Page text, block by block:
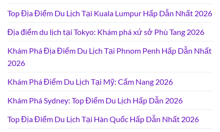
Top Địa Điểm Du Lịch Tại Kuala Lumpur Hấp Dẫn Nhất 2026
Địa điểm du lịch tại Tokyo: Khám phá xứ sở Phù Tang 2026
Khám Phá Địa Điểm Du Lịch Tại Phnom Penh Hấp Dẫn Nhất
2026
Khám Phá Điểm Du Lịch Tại Mỹ: Cẩm Nang 2026
Khám Phá Sydney: Top Điểm Du Lịch Hấp Dẫn 2026
Top Địa Điểm Du Lịch Tại Hàn Quốc Hấp Dẫn Nhất 2026